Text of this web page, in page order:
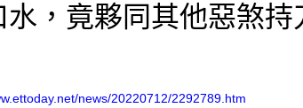
水，竟夥同其他惡煞持
news/20220712/2292789.htm